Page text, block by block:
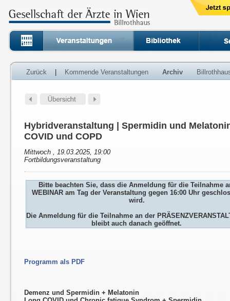
Zurück Kommende Veranstaltungen Archiv
Hybridveranstaltung | Spermidin und
COVID und COPD
Mittwoch , 19.03.2025, 19:00
Fortbildungsveranstaltung
Bitte beachten Sie, dass die Anmeldung für die Teilnahme
WEBINAR am Tag der Veranstaltung gegen 16:00 Uhr
wird.
Die Anmeldung für die Teilnahme an der
bleibt auch danach geöffnet.
Programm als PDF
Demenz und Spermidin + Melatonin